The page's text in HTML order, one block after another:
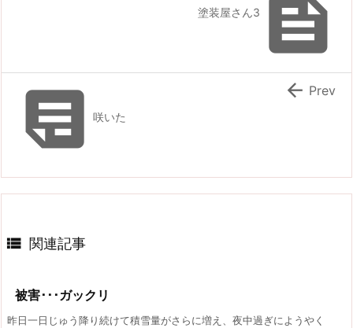

塗装屋さん3
咲いた
 Prev
 関連記事
被害･･･ガックリ
昨日一日じゅう降り続けて積雪量がさらに増え、夜中過ぎにようやく